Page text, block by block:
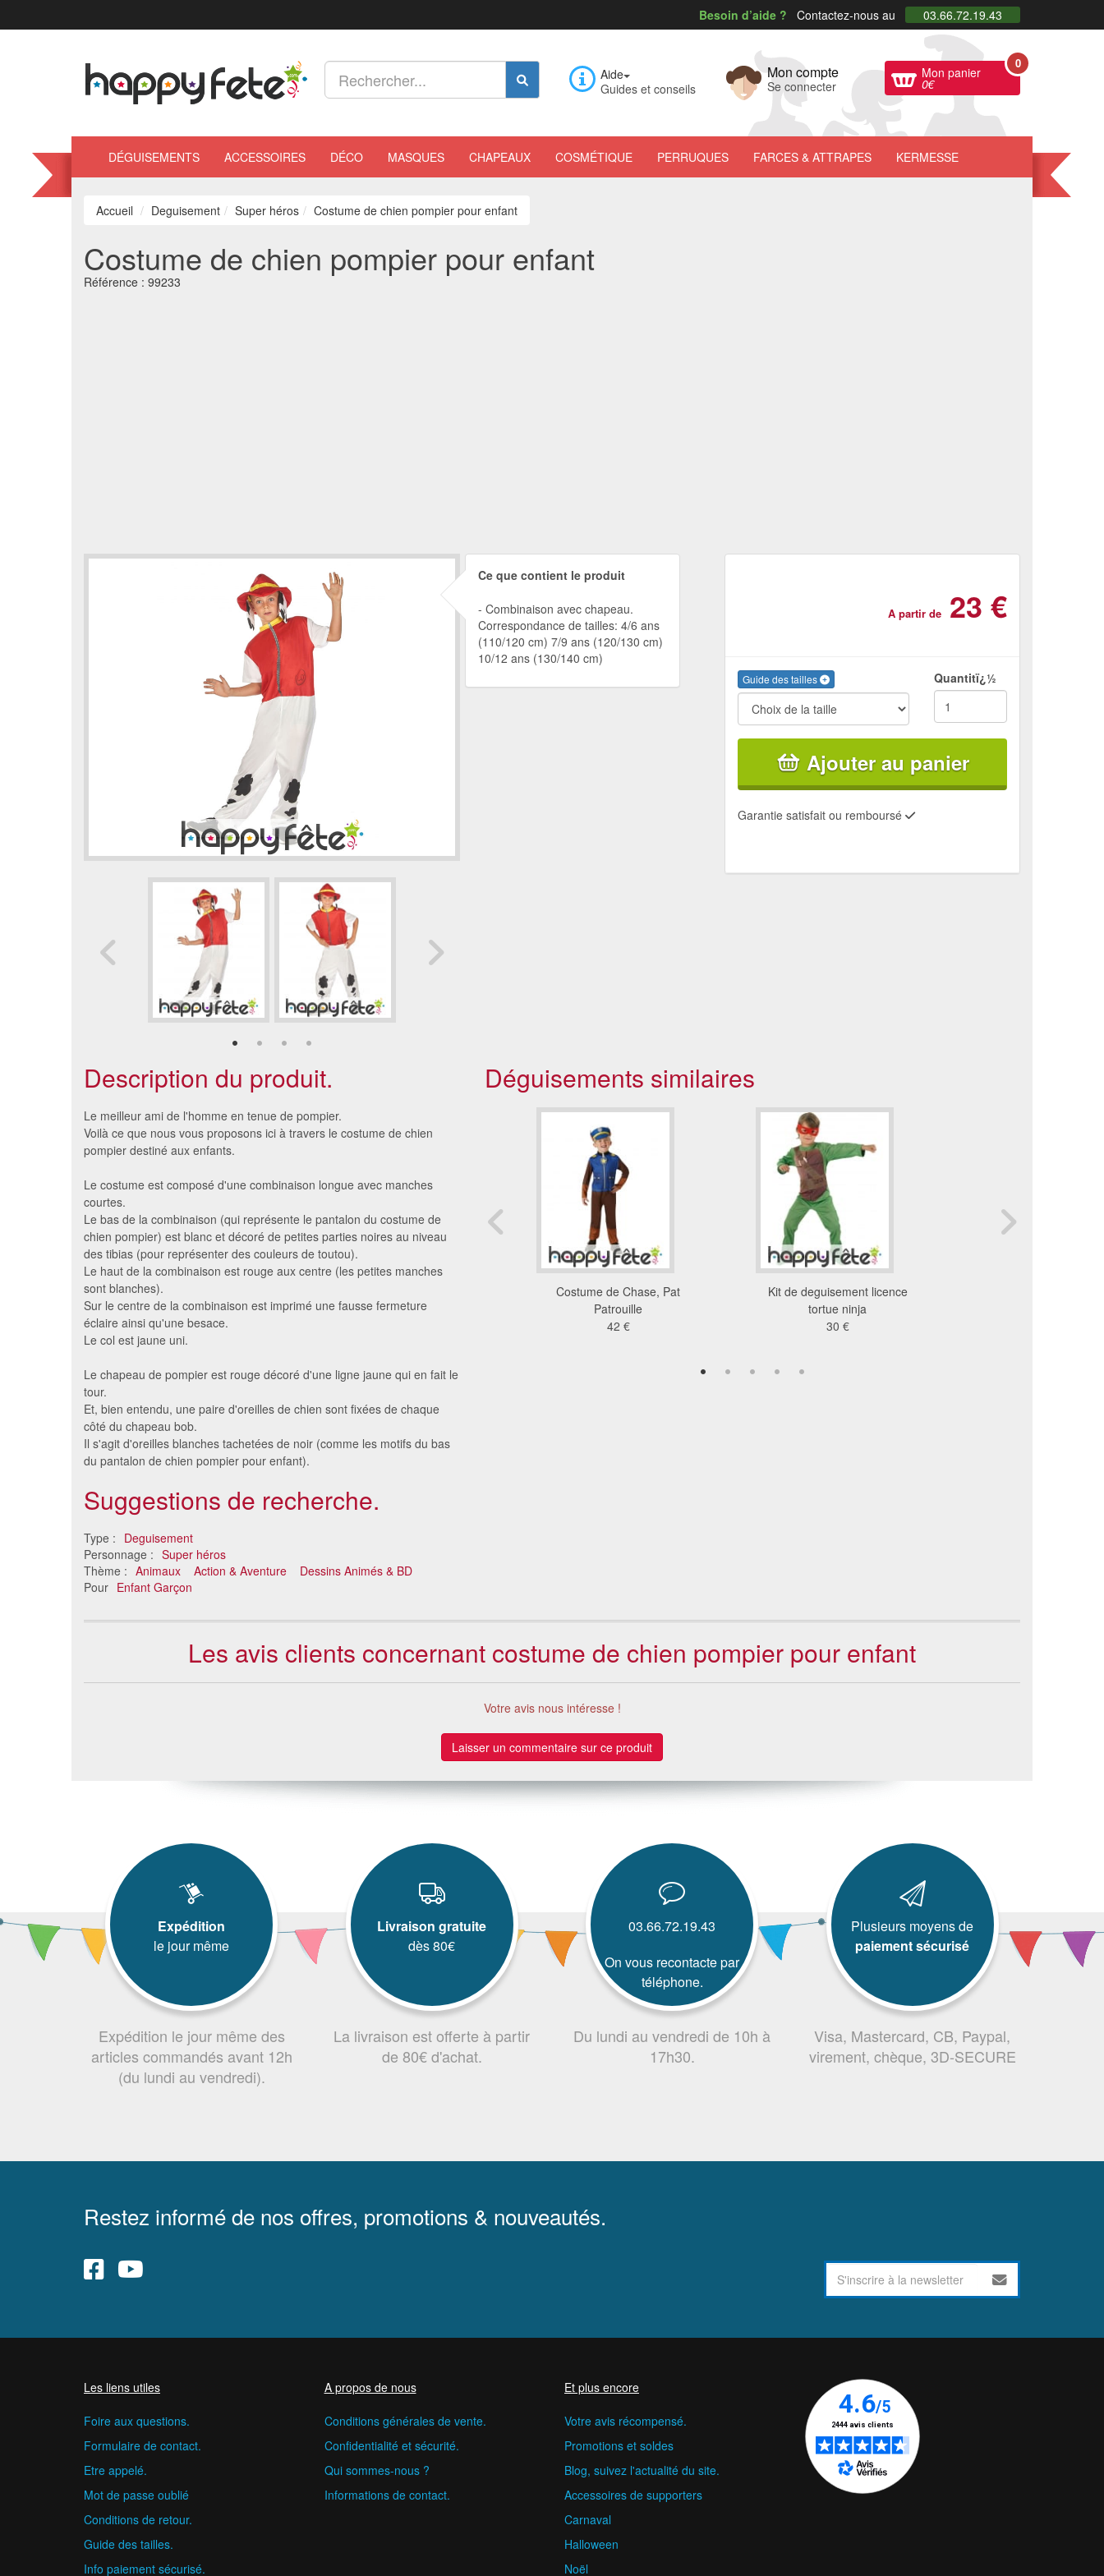
Besoin d’aide ? Contactez-nous au 03.66.72.19.43
Aide
Guides et conseils
Mon compte
Se connecter
Mon panier
0€
0
DÉGUISEMENTS ACCESSOIRES DÉCO MASQUES CHAPEAUX COSMÉTIQUE PERRUQUES FARCES & ATTRAPES KERMESSE
Accueil Deguisement Super héros Costume de chien pompier pour enfant
Costume de chien pompier pour enfant
Référence : 99233
Ce que contient le produit
Combinaison avec chapeau.
Correspondance de tailles: 4/6 ans
(110/120 cm) 7/9 ans (120/130 cm)
10/12 ans (130/140 cm)
A partir de 23 €
Guide des tailles Quantitï¿½
Ajouter au panier
Garantie satisfait ou remboursé
Description du produit.
Le meilleur ami de l'homme en tenue de pompier.
Voilà ce que nous vous proposons ici à travers le costume de chien
pompier destiné aux enfants.
Le costume est composé d'une combinaison longue avec manches
courtes.
Le bas de la combinaison (qui représente le pantalon du costume de
chien pompier) est blanc et décoré de petites parties noires au niveau
des tibias (pour représenter des couleurs de toutou).
Le haut de la combinaison est rouge aux centre (les petites manches
sont blanches).
Sur le centre de la combinaison est imprimé une fausse fermeture
éclaire ainsi qu'une besace.
Le col est jaune uni.
Le chapeau de pompier est rouge décoré d'une ligne jaune qui en fait le
tour.
Et, bien entendu, une paire d'oreilles de chien sont fixées de chaque
côté du chapeau bob.
Il s'agit d'oreilles blanches tachetées de noir (comme les motifs du bas
du pantalon de chien pompier pour enfant).
Suggestions de recherche.
Type : Deguisement
Personnage : Super héros
Thème : Animaux Action & Aventure
Dessins Animés & BD
Pour Enfant Garçon
Déguisements similaires
Déguisement tortue ninja pour
enfant
20 €
pour enfant
Costume de Chase, Pat
Patrouille
42 €
Kit de deguisement licence
tortue ninja
30 €
Les avis clients concernant costume de chien pompier pour enfant
Votre avis nous intéresse !
Laisser un commentaire sur ce produit
Expédition
le jour même
Expédition le jour même des
articles commandés avant 12h
(du lundi au vendredi).
Livraison gratuite
dès 80€
La livraison est offerte à partir
de 80€ d'achat.
03.66.72.19.43
On vous recontacte par
téléphone.
Du lundi au vendredi de 10h à
17h30.
Plusieurs moyens de
paiement sécurisé
Visa, Mastercard, CB, Paypal,
virement, chèque, 3D-SECURE
Restez informé de nos offres, promotions & nouveautés.
Les liens utiles
Foire aux questions.
Formulaire de contact.
Etre appelé.
Mot de passe oublié
Conditions de retour.
Guide des tailles.
Info paiement sécurisé.
A propos de nous
Conditions générales de vente.
Confidentialité et sécurité.
Qui sommes-nous ?
Informations de contact.
Et plus encore
Votre avis récompensé.
Promotions et soldes
Blog, suivez l'actualité du site.
Accessoires de supporters
Carnaval
Halloween
Noël